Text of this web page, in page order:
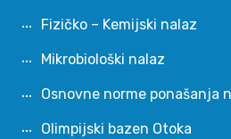
Fizičko – Kemijski nalaz
Mikrobiološki nalaz
Osnovne norme ponašanja
Olimpijski bazen Otoka